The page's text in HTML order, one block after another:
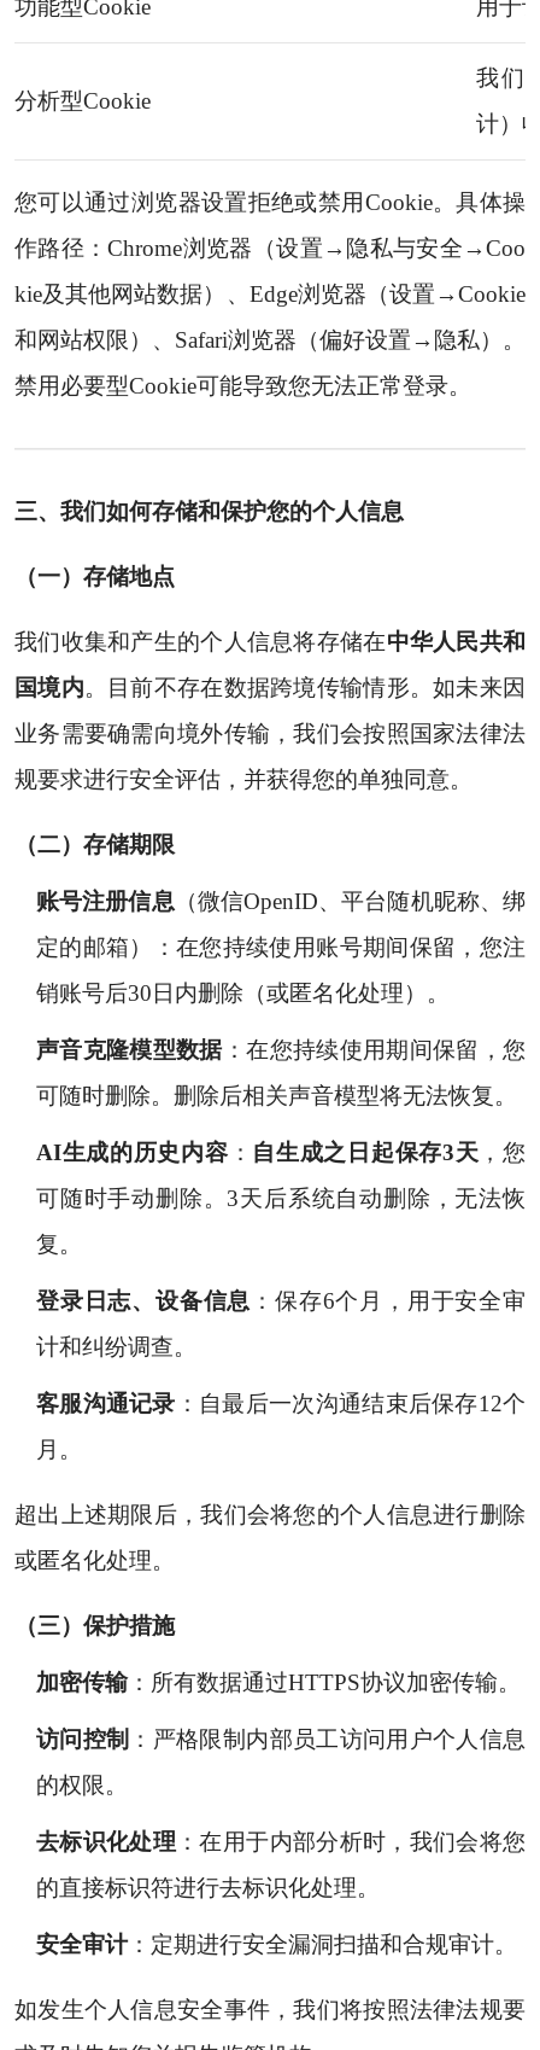
功能型Cookie 用于
分析型Cookie
我们
计）
您可以通过浏览器设置拒绝或禁用Cookie。具体操
作路径：Chrome浏览器（设置→隐私与安全→Coo
kie及其他网站数据）、Edge浏览器（设置→Cookie
和网站权限）、Safari浏览器（偏好设置→隐私）。
禁用必要型Cookie可能导致您无法正常登录。
三、我们如何存储和保护您的个人信息
（一）存储地点
我们收集和产生的个人信息将存储在中华人民共和
国境内。目前不存在数据跨境传输情形。如未来因
业务需要确需向境外传输，我们会按照国家法律法
规要求进行安全评估，并获得您的单独同意。
（二）存储期限
账号注册信息 （微信OpenID、平台随机昵称、绑
定的邮箱）：在您持续使用账号期间保留，您注
销账号后30日内删除（或匿名化处理）。
声音克隆模型数据：在您持续使用期间保留，您
可随时删除。删除后相关声音模型将无法恢复。
AI生成的历史内容 ： 自生成之日起保存3天 ，您
可随时手动删除。3天后系统自动删除，无法恢
复。
登录日志、设备信息 ：保存6个月，用于安全审
计和纠纷调查。
客服沟通记录 ：自最后一次沟通结束后保存12个
月。
超出上述期限后，我们会将您的个人信息进行删除
或匿名化处理。
（三）保护措施
加密传输：所有数据通过HTTPS协议加密传输。
访问控制 ：严格限制内部员工访问用户个人信息
的权限。
去标识化处理 ：在用于内部分析时，我们会将您
的直接标识符进行去标识化处理。
安全审计：定期进行安全漏洞扫描和合规审计。
如发生个人信息安全事件，我们将按照法律法规要